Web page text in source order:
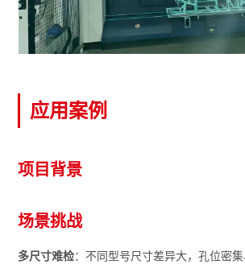
应用案例
项目背景
场景挑战
多尺寸难检：不同型号尺寸差异大，孔位密